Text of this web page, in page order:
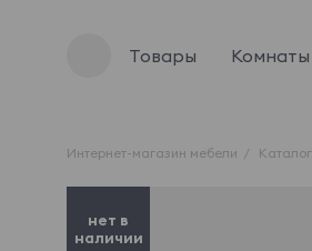
Товары Комнаты
Интернет-магазин мебели Каталог
нет в
наличии